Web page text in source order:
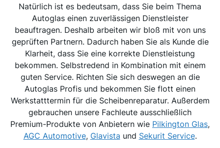
Natürlich ist es bedeutsam, dass Sie beim Thema
Autoglas einen zuverlässigen Dienstleister
beauftragen. Deshalb arbeiten wir bloß mit von uns
geprüften Partnern. Dadurch haben Sie als Kunde die
Klarheit, dass Sie eine korrekte Dienstleistung
bekommen. Selbstredend in Kombination mit einem
guten Service. Richten Sie sich deswegen an die
Autoglas Profis und bekommen Sie flott einen
Werkstatttermin für die Scheibenreparatur. Außerdem
gebrauchen unsere Fachleute ausschließlich
Premium-Produkte von Anbietern wie Pilkington Glas,
AGC Automotive, Glavista und Sekurit Service.